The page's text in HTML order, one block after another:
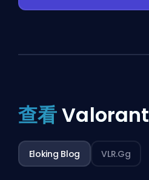
查看Valorant
Eloking Blog VLR.gg